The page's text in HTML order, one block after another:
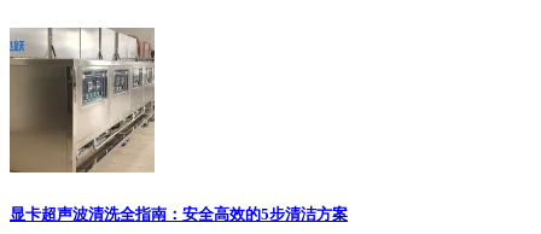
显卡超声波清洗全指南：安全高效的5步清洁方案